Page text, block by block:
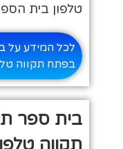
טלפון בית הספר: 03-
לכל המידע על
בפתח תקווה
בית ספר
תקווה טלפון